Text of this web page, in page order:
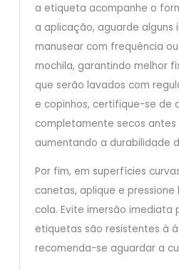
a etiqueta acompanhe o
a aplicação, aguarde alguns
manusear com frequência
mochila, garantindo melhor
que serão lavados com
e copinhos, certifique-se de
completamente secos
aumentando a durabilidade
Por fim, em superfícies
canetas, aplique e
cola. Evite imersão imediata
etiquetas são resistentes à
recomenda-se aguardar a